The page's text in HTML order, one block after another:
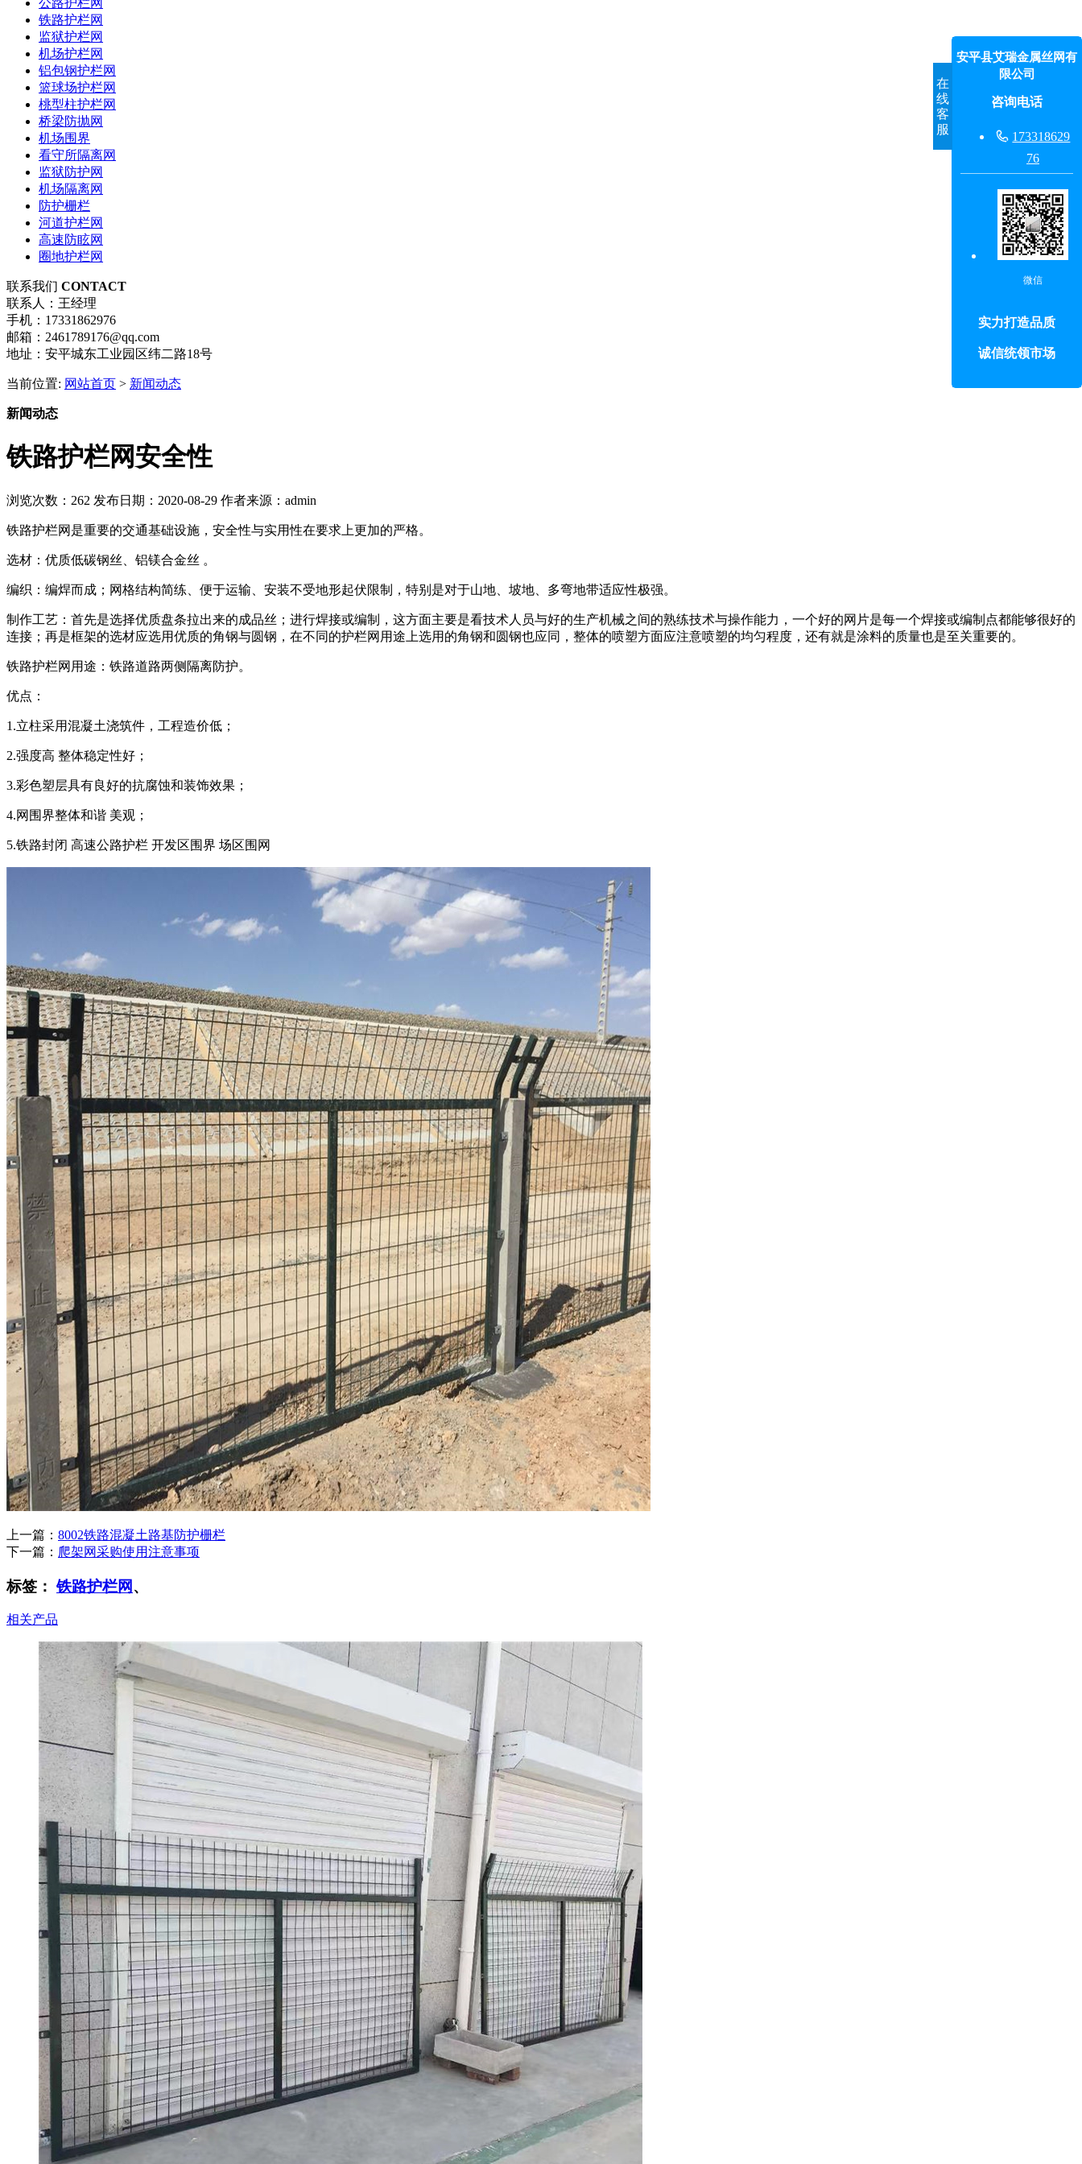
公路护栏网
铁路护栏网
监狱护栏网
机场护栏网
铝包钢护栏网
篮球场护栏网
桃型柱护栏网
桥梁防抛网
机场围界
看守所隔离网
监狱防护网
机场隔离网
防护栅栏
河道护栏网
高速防眩网
圈地护栏网
联系我们 CONTACT
联系人：王经理
手机：17331862976
邮箱：2461789176@qq.com
地址：安平城东工业园区纬二路18号
当前位置: 网站首页 > 新闻动态
新闻动态
铁路护栏网安全性
浏览次数： 262 发布日期：2020-08-29 作者来源：admin
铁路护栏网是重要的交通基础设施，安全性与实用性在要求上更加的严格。
选材：优质低碳钢丝、铝镁合金丝 。
编织：编焊而成；网格结构简练、便于运输、安装不受地形起伏限制，特别是对于山地、坡地、多弯地带适应性极强。
制作工艺：首先是选择优质盘条拉出来的成品丝；进行焊接或编制，这方面主要是看技术人员与好的生产机械之间的熟练技术与操作能力，一个好的网片是每一个焊接或编制点都能够很好的
连接；再是框架的选材应选用优质的角钢与圆钢，在不同的护栏网用途上选用的角钢和圆钢也应同，整体的喷塑方面应注意喷塑的均匀程度，还有就是涂料的质量也是至关重要的。
铁路护栏网用途：铁路道路两侧隔离防护。
优点：
1.立柱采用混凝土浇筑件，工程造价低；
2.强度高 整体稳定性好；
3.彩色塑层具有良好的抗腐蚀和装饰效果；
4.网围界整体和谐 美观；
5.铁路封闭 高速公路护栏 开发区围界 场区围网
上一篇： 8002铁路混凝土路基防护栅栏
下一篇： 爬架网采购使用注意事项
标签：铁路护栏网 、
相关产品
在
线
客
服
安平县艾瑞金属丝网有
限公司
咨询电话
 173318629
76
微信
实力打造品质
诚信统领市场